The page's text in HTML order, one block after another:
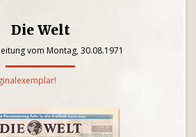
Die Welt
vom Montag, 30.08.1971